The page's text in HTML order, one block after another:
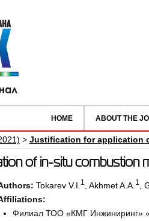
HOME ABOUT THE
> Justification for application
of in-situ combustion
Tokarev V.I. 1 Akhmet A.A. 1
Филиал ТОО «КМГ Инжиниринг»